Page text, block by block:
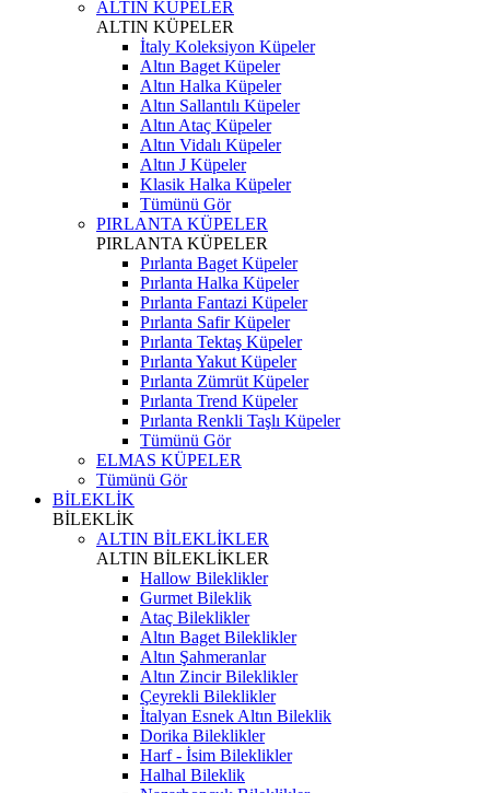
ALTIN KÜPELER
ALTIN KÜPELER
İtaly Koleksiyon Küpeler
Altın Baget Küpeler
Altın Halka Küpeler
Altın Sallantılı Küpeler
Altın Ataç Küpeler
Altın Vidalı Küpeler
Altın J Küpeler
Klasik Halka Küpeler
Tümünü Gör
PIRLANTA KÜPELER
PIRLANTA KÜPELER
Pırlanta Baget Küpeler
Pırlanta Halka Küpeler
Pırlanta Fantazi Küpeler
Pırlanta Safir Küpeler
Pırlanta Tektaş Küpeler
Pırlanta Yakut Küpeler
Pırlanta Zümrüt Küpeler
Pırlanta Trend Küpeler
Pırlanta Renkli Taşlı Küpeler
Tümünü Gör
ELMAS KÜPELER
Tümünü Gör
BİLEKLİK
BİLEKLİK
ALTIN BİLEKLİKLER
ALTIN BİLEKLİKLER
Hallow Bileklikler
Gurmet Bileklik
Ataç Bileklikler
Altın Baget Bileklikler
Altın Şahmeranlar
Altın Zincir Bileklikler
Çeyrekli Bileklikler
İtalyan Esnek Altın Bileklik
Dorika Bileklikler
Harf - İsim Bileklikler
Halhal Bileklik